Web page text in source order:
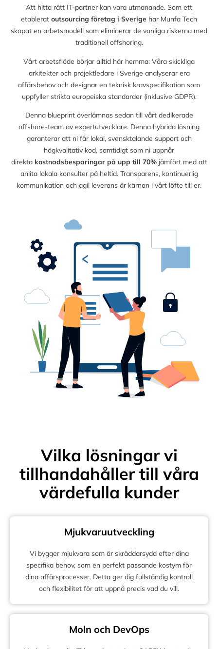
Att hitta rätt IT-partner kan vara utmanande. Som ett
etablerat outsourcing företag i Sverige har Munfa Tech
skapat en arbetsmodell som eliminerar de vanliga riskerna med
traditionell offshoring.
Vårt arbetsflöde börjar alltid här hemma: Våra skickliga
arkitekter och projektledare i Sverige analyserar era
affärsbehov och designar en teknisk kravspecifikation som
uppfyller strikta europeiska standarder (inklusive GDPR).
Denna blueprint överlämnas sedan till vårt dedikerade
offshore-team av expertutvecklare. Denna hybrida lösning
garanterar att ni får lokal, svensktalande support och
högkvalitativ kod, samtidigt som ni uppnår
direkta kostnadsbesparingar på upp till 70%jämfört med att
anlita lokala konsulter på heltid. Transparens, kontinuerlig
kommunikation och agil leverans är kärnan i vårt löfte till er.
Vilka lösningar vi
tillhandahåller till våra
värdefulla kunder
Mjukvaruutveckling
Vi bygger mjukvara som är skräddarsydd efter dina
specifika behov, som en perfekt passande kostym för
dina affärsprocesser. Detta ger dig fullständig kontroll
och flexibilitet för att uppnå precis vad du vill.
Moln och DevOps